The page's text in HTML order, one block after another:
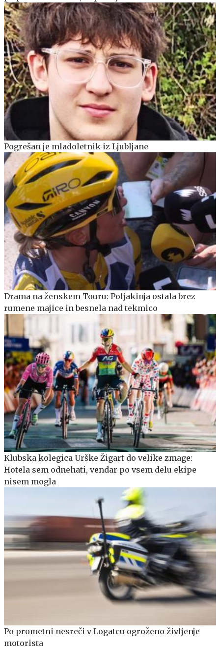
Pogrešan je mladoletnik iz Ljubljane
Drama na ženskem Touru: Poljakinja ostala brez
rumene majice in besnela nad tekmico
Klubska kolegica Urške Žigart do velike zmage:
Hotela sem odnehati, vendar po vsem delu ekipe
nisem mogla
Po prometni nesreči v Logatcu ogroženo življenje
motorista